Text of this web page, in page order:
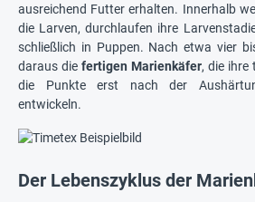
ausreichend Futter erhalten. Innerhalb
die Larven, durchlaufen ihre
schließlich in Puppen. Nach etwa vier
daraus die fertigen Marienkäfer, die ihre
die Punkte erst nach der
entwickeln.
Der Lebenszyklus der